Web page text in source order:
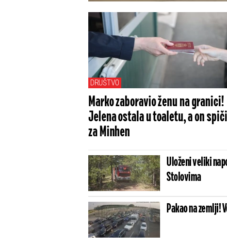
DRUŠTVO
Marko zaboravio ženu na granici!
Jelena ostala u toaletu, a on
za Minhen
Uloženi veliki
Stolovima
Pakao na zemlji!